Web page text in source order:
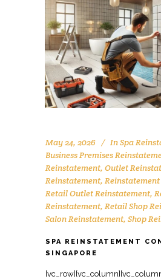
May 24, 2026 InSpa
Business Premises
Reinstatement, Outlet
Reinstatement,
Retail Outlet Reinstatement,
Reinstatement, Retail Shop
Salon Reinstatement, Shop
SPA REINSTATEMENT
SINGAPORE